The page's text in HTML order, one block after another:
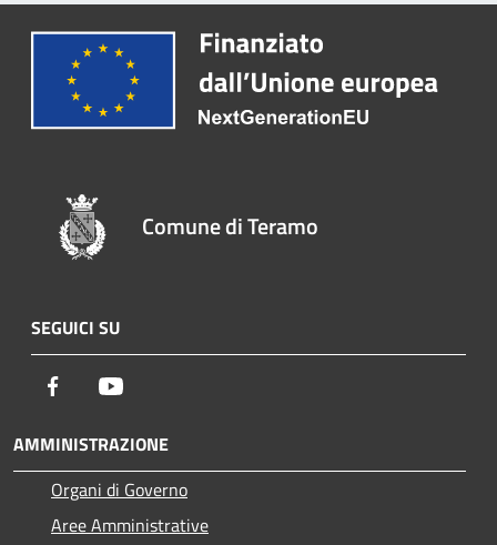
Comune di Teramo
SEGUICI SU
Facebook
AMMINISTRAZIONE
Organi di Governo
Aree Amministrative